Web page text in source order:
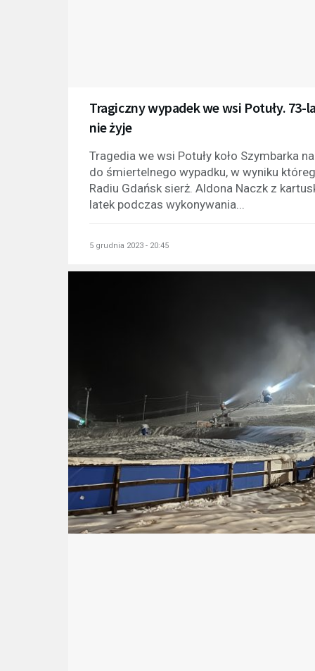
Tragiczny wypadek we wsi Potuły.
nie żyje
Tragedia we wsi Potuły koło Szymbarka
do śmiertelnego wypadku, w wyniku
Radiu Gdańsk sierż. Aldona Naczk z
latek podczas wykonywania...
5 grudnia 2023 - 20:45